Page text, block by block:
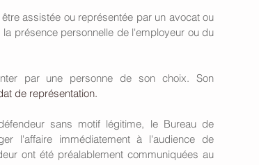
assistée ou représentée par un avocat ou
présence personnelle de l'employeur ou du
par une personne de son choix. Son
de représentation.
sans motif légitime, le Bureau de
l'affaire immédiatement à l'audience de
ont été préalablement communiquées au